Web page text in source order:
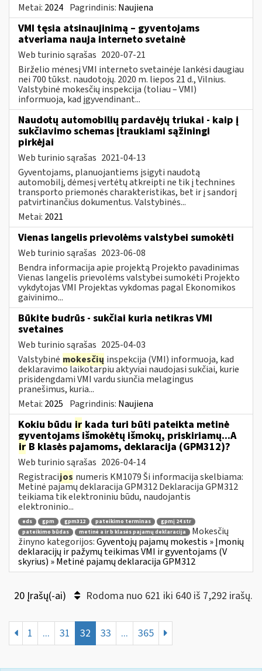
Metai: 2024 Pagrindinis: Naujiena
VMI tęsia atsinaujinimą – gyventojams
atveriama nauja interneto svetainė
Web turinio sąrašas 2020-07-21
Birželio mėnesį VMI interneto svetainėje lankėsi daugiau
nei 700 tūkst. naudotojų. 2020 m. liepos 21 d., Vilnius.
Valstybinė mokesčių inspekcija (toliau – VMI)
informuoja, kad įgyvendinant...
Naudotų automobilių pardavėjų triukai - kaip į
sukčiavimo schemas įtraukiami sąžiningi
pirkėjai
Web turinio sąrašas 2021-04-13
Gyventojams, planuojantiems įsigyti naudotą
automobilį, dėmesį vertėtų atkreipti ne tik į technines
transporto priemonės charakteristikas, bet ir į sandorį
patvirtinančius dokumentus. Valstybinės...
Metai: 2021
Vienas langelis prievolėms valstybei sumokėti
Web turinio sąrašas 2023-06-08
Bendra informacija apie projektą Projekto pavadinimas
Vienas langelis prievolėms valstybei sumokėti Projekto
vykdytojas VMI Projektas vykdomas pagal Ekonomikos
gaivinimo...
Būkite budrūs - sukčiai kuria netikras VMI
svetaines
Web turinio sąrašas 2025-04-03
Valstybinė mokesčių inspekcija (VMI) informuoja, kad
deklaravimo laikotarpiu aktyviai naudojasi sukčiai, kurie
prisidengdami VMI vardu siunčia melagingus
pranešimus, kuria...
Metai: 2025 Pagrindinis: Naujiena
Kokiu būdu ir kada turi būti pateikta metinė
gyventojams išmokėtų išmokų, priskiriamų...A
ir B klasės pajamoms, deklaracija (GPM312)?
Web turinio sąrašas 2026-04-14
Registracijos numeris KM1079 Ši informacija skelbiama:
Metinė pajamų deklaracija GPM312 Deklaracija GPM312
teikiama tik elektroniniu būdu, naudojantis
elektroninio...
eds gpm gpm312 pateikimo terminas
gpmį 24 str
pateikimo būdas
metinė a ir b klasės pajamų deklaracija
Mokesčių
žinyno kategorijos:Gyventojų pajamų mokestis » Įmonių
deklaracijų ir pažymų teikimas VMI ir gyventojams (V
skyrius) » Metinė pajamų deklaracija GPM312
20 Įrašų(-ai) Rodoma nuo 621 iki 640 iš 7,292 irašų.
1 ... 31 32 33 ... 365